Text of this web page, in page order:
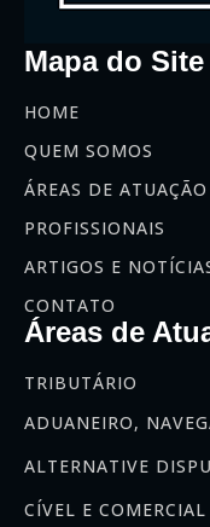
Mapa do Site
HOME
QUEM SOMOS
ÁREAS DE ATUAÇÃO
PROFISSIONAIS
ARTIGOS E
CONTATO
Áreas de
TRIBUTÁRIO
ADUANEIRO,
ALTERNATIVE
CÍVEL E